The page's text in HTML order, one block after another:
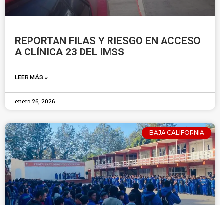
REPORTAN FILAS Y RIESGO EN ACCESO
A CLÍNICA 23 DEL IMSS
LEER MÁS »
enero 26, 2026
BAJA CALIFORNIA